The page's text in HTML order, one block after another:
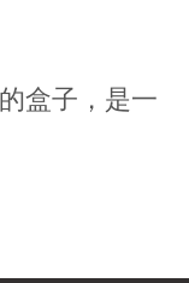
盒子，是一